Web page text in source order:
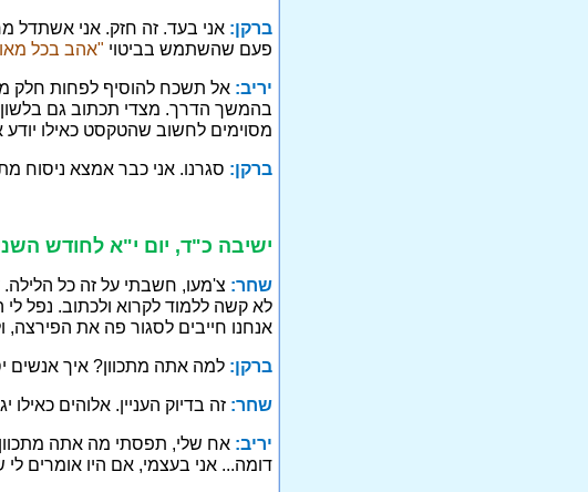
ברקן: אני בעד. זה חזק. אני אשתדל
פעם שהשתמש בביטוי "אהב בכל
יריב: אל תשכח להוסיף לפחות חלק
בהמשך הדרך. מצדי תכתוב גם
מסוימים לחשוב שהטקסט כאילו
ברקן: סגרנו. אני כבר אמצא ניסוח
ישיבה כ"ד, יום י"א לחודש
שחר: צ'מעו, חשבתי על זה כל
לא קשה ללמוד לקרוא ולכתוב. נפל
אנחנו חייבים לסגור פה את הפירצה,
ברקן: למה אתה מתכוון? איך אנשים
שחר: זה בדיוק העניין. אלוהים
יריב: אח שלי, תפסתי מה אתה
דומה... אני בעצמי, אם היו אומרים